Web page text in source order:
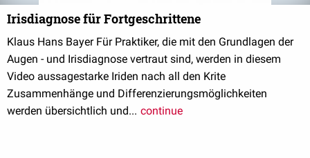
Irisdiagnose für Fortgeschrittene
Klaus Hans Bayer Für Praktiker, die mit den Grundlagen der
Augen - und Irisdiagnose vertraut sind, werden in diesem
Video aussagestarke Iriden nach all den Krite
Zusammenhänge und Differenzierungsmöglichkeiten
werden übersichtlich und... continue